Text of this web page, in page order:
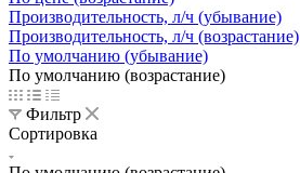
Производительность, л/ч (убывание)
Производительность, л/ч (возрастание)
По умолчанию (убывание)
По умолчанию (возрастание)
Фильтр
Сортировка